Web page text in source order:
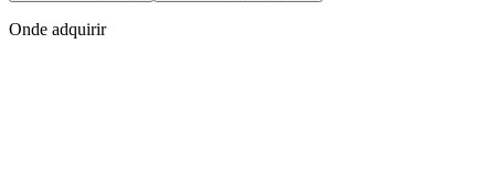
Onde adquirir